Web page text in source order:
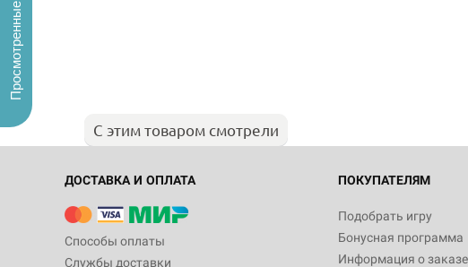
С этим товаром смотрели
ДОСТАВКА И ОПЛАТА
Способы оплаты
Службы доставки
ПОКУПАТЕЛЯМ
Подобрать игру
Бонусная программа
Информация о заказе
Просмотренные